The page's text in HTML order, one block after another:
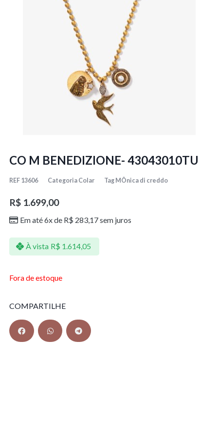
CO M BENEDIZIONE- 43043010TU
REF 13606 Categoria Colar Tag MÔnica di creddo
R$1.699,00
Em até 6x de R$ 283,17sem juros
À vista R$ 1.614,05
Fora de estoque
COMPARTILHE